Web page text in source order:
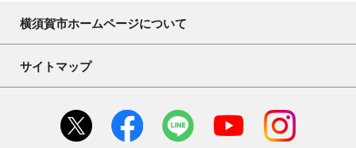
横須賀市ホームページについて
サイトマップ